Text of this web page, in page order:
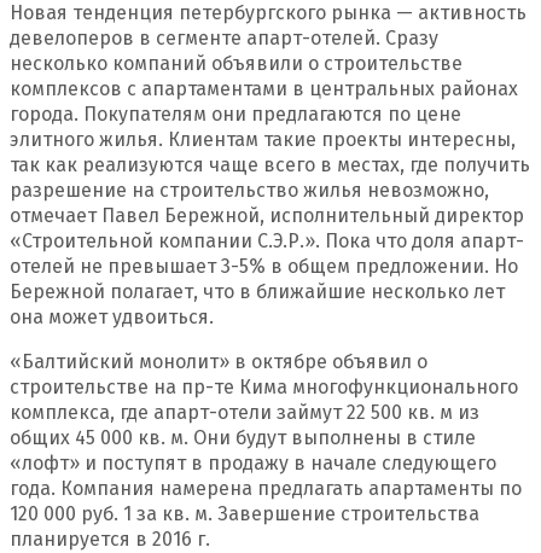
Новая тенденция петербургского рынка — активность
девелоперов в сегменте апарт-отелей. Сразу
несколько компаний объявили о строительстве
комплексов с апартаментами в центральных районах
города. Покупателям они предлагаются по цене
элитного жилья. Клиентам такие проекты интересны,
так как реализуются чаще всего в местах, где получить
разрешение на строительство жилья невозможно,
отмечает Павел Бережной, исполнительный директор
«Строительной компании С.Э.Р.». Пока что доля апарт-
отелей не превышает 3-5% в общем предложении. Но
Бережной полагает, что в ближайшие несколько лет
она может удвоиться.
«Балтийский монолит» в октябре объявил о
строительстве на пр-те Кима многофункционального
комплекса, где апарт-отели займут 22 500 кв. м из
общих 45 000 кв. м. Они будут выполнены в стиле
«лофт» и поступят в продажу в начале следующего
года. Компания намерена предлагать апартаменты по
120 000 руб. 1 за кв. м. Завершение строительства
планируется в 2016 г.